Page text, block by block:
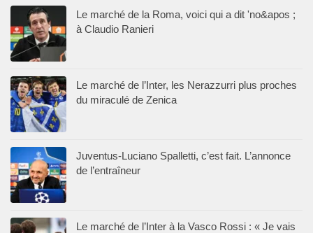
Le marché de la Roma, voici qui a dit 'no&apos ;
à Claudio Ranieri
Le marché de l’Inter, les Nerazzurri plus proches
du miraculé de Zenica
Juventus-Luciano Spalletti, c’est fait. L’annonce
de l’entraîneur
Le marché de l’Inter à la Vasco Rossi : « Je vais